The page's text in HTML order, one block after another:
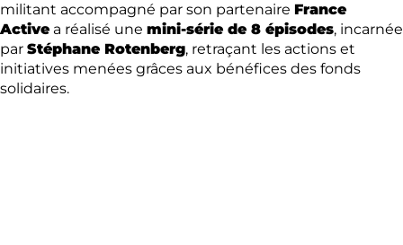
militant accompagné par son partenaire France
Active a réalisé une mini-série de 8 épisodes, incarnée
par Stéphane Rotenberg, retraçant les actions et
initiatives menées grâces aux bénéfices des fonds
solidaires.